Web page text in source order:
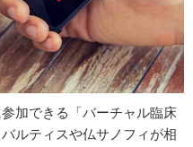
加できる「バーチャル臨床
ルティスや仏サノフィが相